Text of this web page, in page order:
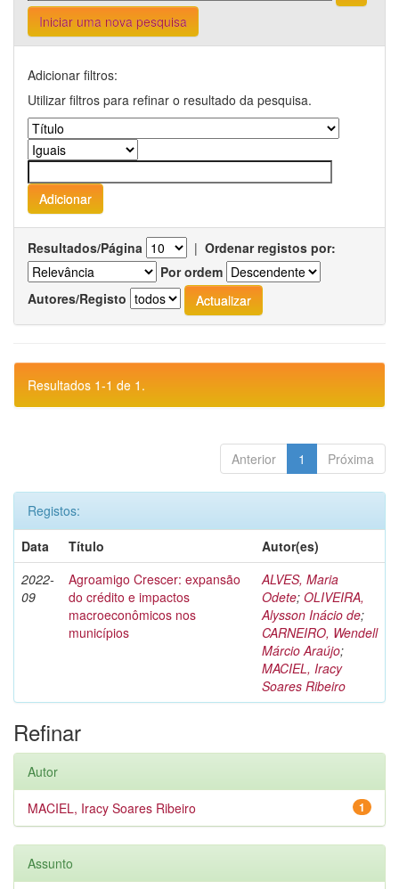
Iniciar uma nova pesquisa
Adicionar filtros:
Utilizar filtros para refinar o resultado da pesquisa.
Resultados/Página | Ordenar registos por:
Por ordem
Autores/Registo
Resultados 1-1 de 1.
Anterior 1 Próxima
Registos:
Data
Título
Autor(es)
2022-
09
Agroamigo Crescer: expansão
do crédito e impactos
macroeconômicos nos
municípios
ALVES, Maria
Odete; OLIVEIRA,
Alysson Inácio de;
CARNEIRO, Wendell
Márcio Araújo;
MACIEL, Iracy
Soares Ribeiro
Refinar
Autor
1
MACIEL, Iracy Soares Ribeiro
Assunto